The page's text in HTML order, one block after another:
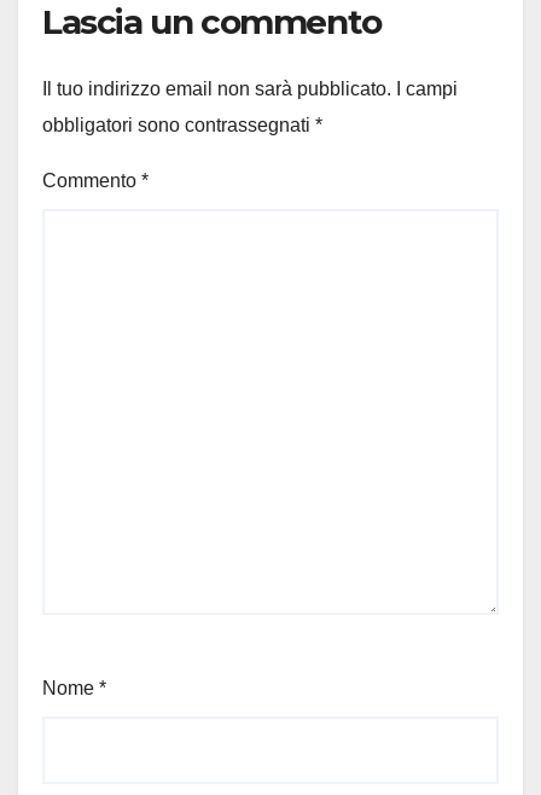
Lascia un commento
Il tuo indirizzo email non sarà pubblicato.
I campi
obbligatori sono contrassegnati *
Commento *
Nome *